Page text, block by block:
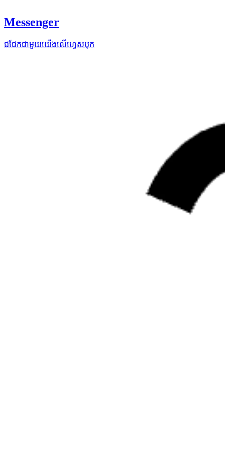
Messenger
ជជែកជាមួយយើងលើហ្វេសបុក